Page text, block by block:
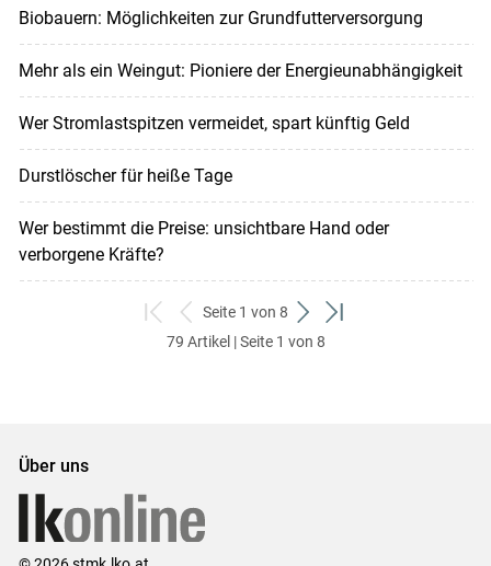
Biobauern: Möglichkeiten zur Grundfutterversorgung
Mehr als ein Weingut: Pioniere der Energieunabhängigkeit
Wer Stromlastspitzen vermeidet, spart künftig Geld
Durstlöscher für heiße Tage
Wer bestimmt die Preise: unsichtbare Hand oder
verborgene Kräfte?
zum
ersten
zurück
zum
Seite 1 von 8
weiter
zum
zum
79 Artikel | Seite 1 von 8
Über uns